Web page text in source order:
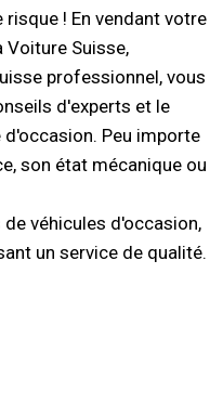
! En vendant votre
Voiture Suisse,
professionnel, vous
d'experts et le
Peu importe
son état mécanique ou
véhicules d'occasion,
un service de qualité.